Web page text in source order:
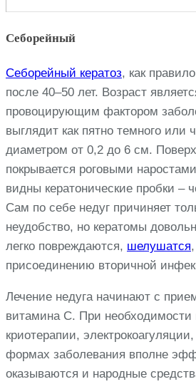
Себорейный
Себорейный кератоз, как
после 40–50 лет. Возраст
провоцирующим фактором
выглядит как пятно темного или
диаметром от 0,2 до 6 см.
покрывается роговыми
видны кератонические пробки –
Сам по себе недуг причиняет
неудобство, но кератомы
легко повреждаются, шелушатся
присоединению вторичной
Лечение недуга начинают с
витамина C. При необходимости
криотерапии,
формах заболевания вполне
оказываются и народные